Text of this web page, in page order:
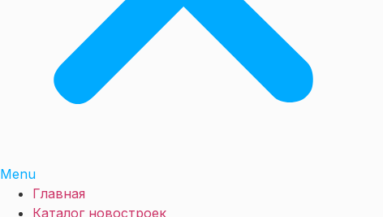
Menu
Главная
Каталог новостроек